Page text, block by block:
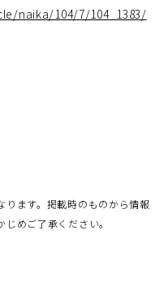
naika/104/7/104_1383/
ります。掲載時のものから情報
めご了承ください。